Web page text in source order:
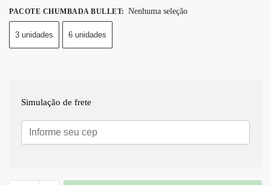
PACOTE CHUMBADA BULLET: Nenhuma seleção
3 unidades 6 unidades
Simulação de frete